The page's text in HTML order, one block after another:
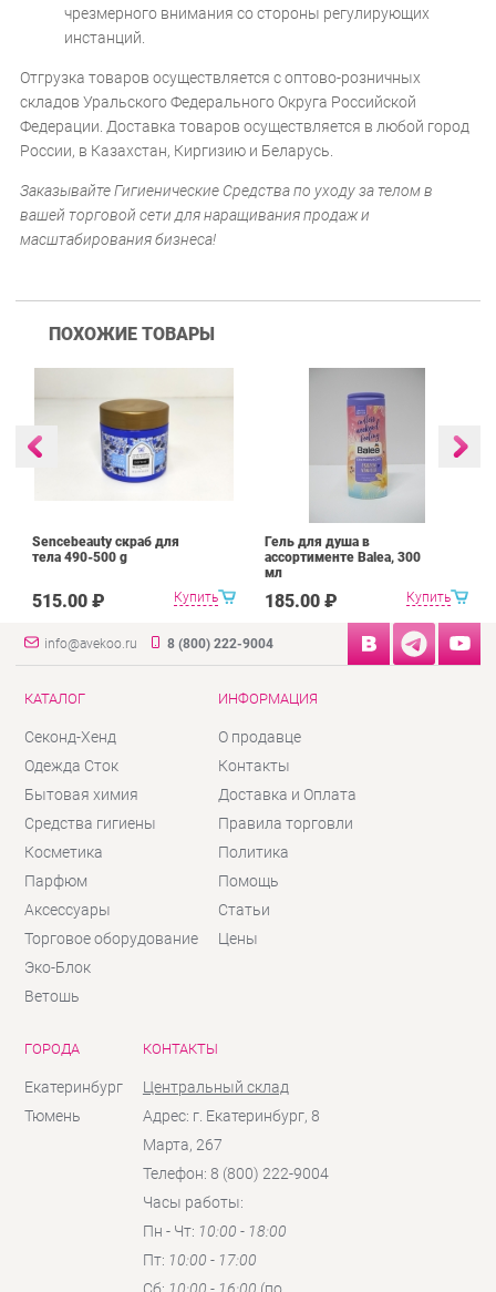
чрезмерного внимания со стороны регулирующих
инстанций.
Отгрузка товаров осуществляется с оптово-розничных
складов Уральского Федерального Округа Российской
Федерации. Доставка товаров осуществляется в любой город
России, в Казахстан, Киргизию и Беларусь.
Заказывайте Гигиенические Средства по уходу за телом в
вашей торговой сети для наращивания продаж и
масштабирования бизнеса!
ПОХОЖИЕ ТОВАРЫ
Купить
Sencebeauty скраб для
тела 490-500 g
515.00 ₽ Купить
Гель для душа в
ассортименте Balea, 300
мл
185.00 ₽
info@avekoo.ru 8 (800) 222-9004
КАТАЛОГ
Секонд-Хенд
Одежда Сток
Бытовая химия
Средства гигиены
Косметика
Парфюм
Аксессуары
Торговое оборудование
Эко-Блок
Ветошь
ИНФОРМАЦИЯ
О продавце
Контакты
Доставка и Оплата
Правила торговли
Политика
Помощь
Статьи
Цены
ГОРОДА
Екатеринбург
Тюмень
КОНТАКТЫ
Центральный склад
Адрес: г. Екатеринбург, 8
Марта, 267
Телефон: 8 (800) 222-9004
Часы работы:
Пн - Чт: 10:00 - 18:00
Пт: 10:00 - 17:00
Сб: 10:00 - 16:00 (по